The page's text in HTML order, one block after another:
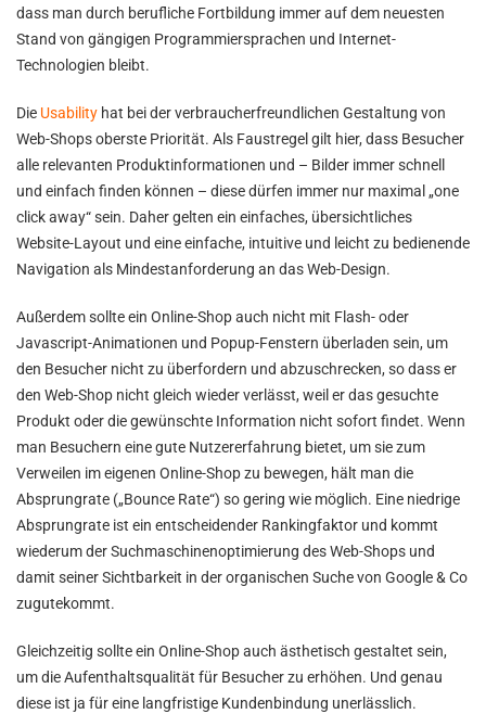
dass man durch berufliche Fortbildung immer auf dem neuesten
Stand von gängigen Programmiersprachen und Internet-
Technologien bleibt.
Die Usability hat bei der verbraucherfreundlichen Gestaltung von
Web-Shops oberste Priorität. Als Faustregel gilt hier, dass Besucher
alle relevanten Produktinformationen und – Bilder immer schnell
und einfach finden können – diese dürfen immer nur maximal „one
click away“ sein. Daher gelten ein einfaches, übersichtliches
Website-Layout und eine einfache, intuitive und leicht zu bedienende
Navigation als Mindestanforderung an das Web-Design.
Außerdem sollte ein Online-Shop auch nicht mit Flash- oder
Javascript-Animationen und Popup-Fenstern überladen sein, um
den Besucher nicht zu überfordern und abzuschrecken, so dass er
den Web-Shop nicht gleich wieder verlässt, weil er das gesuchte
Produkt oder die gewünschte Information nicht sofort findet. Wenn
man Besuchern eine gute Nutzererfahrung bietet, um sie zum
Verweilen im eigenen Online-Shop zu bewegen, hält man die
Absprungrate („Bounce Rate“) so gering wie möglich. Eine niedrige
Absprungrate ist ein entscheidender Rankingfaktor und kommt
wiederum der Suchmaschinenoptimierung des Web-Shops und
damit seiner Sichtbarkeit in der organischen Suche von Google & Co
zugutekommt.
Gleichzeitig sollte ein Online-Shop auch ästhetisch gestaltet sein,
um die Aufenthaltsqualität für Besucher zu erhöhen. Und genau
diese ist ja für eine langfristige Kundenbindung unerlässlich.